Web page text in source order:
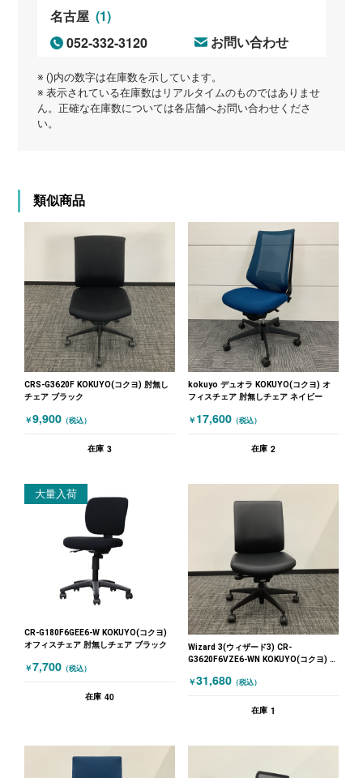
名古屋 (1)
052-332-3120
お問い合わせ
※ ()内の数字は在庫数を示しています。
※ 表示されている在庫数はリアルタイムのものではありませ
ん。正確な在庫数については各店舗へお問い合わせくださ
い。
類似商品
CRS-G3620F KOKUYO(コクヨ) 肘無し
チェア ブラック
￥9,900 （税込）
在庫 3
kokuyo デュオラ KOKUYO(コクヨ) オ
フィスチェア 肘無しチェア ネイビー
￥ 17,600 （税込）
在庫 2
大量入荷
CR-G180F6GEE6-W KOKUYO(コクヨ)
オフィスチェア 肘無しチェア ブラック
￥7,700 （税込）
在庫 40
Wizard 3(ウィザード3) CR-
G3620F6VZE6-WN KOKUYO(コクヨ) オ
￥31,680 （税込）
在庫 1